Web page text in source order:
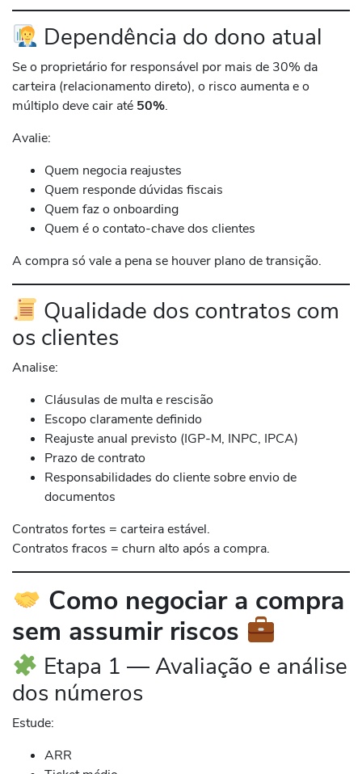
Dependência do dono atual
Se o proprietário for responsável por mais de 30% da
carteira (relacionamento direto), o risco aumenta e o
múltiplo deve cair até 50%.
Avalie:
Quem negocia reajustes
Quem responde dúvidas fiscais
Quem faz o onboarding
Quem é o contato-chave dos clientes
A compra só vale a pena se houver plano de transição.
Qualidade dos contratos com
os clientes
Analise:
Cláusulas de multa e rescisão
Escopo claramente definido
Reajuste anual previsto (IGP-M, INPC, IPCA)
Prazo de contrato
Responsabilidades do cliente sobre envio de
documentos
Contratos fortes = carteira estável.
Contratos fracos = churn alto após a compra.
Como negociar a compra
sem assumir riscos
Etapa 1 — Avaliação e análise
dos números
Estude:
ARR